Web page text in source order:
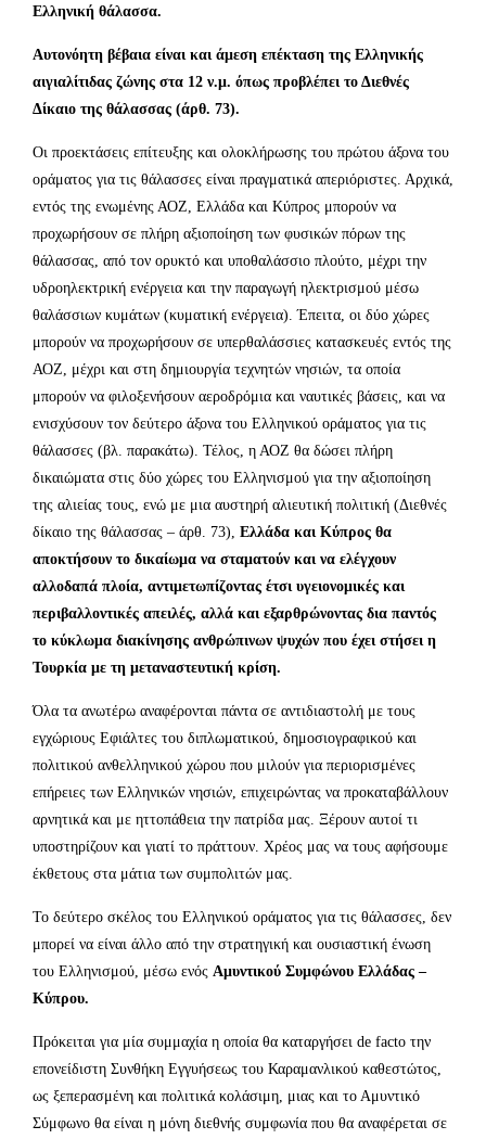
Ελληνική θάλασσα.
Αυτονόητη βέβαια είναι και άμεση επέκταση της Ελληνικής
αιγιαλίτιδας ζώνης στα 12 ν.μ. όπως προβλέπει το Διεθνές
Δίκαιο της θάλασσας (άρθ. 73).
Οι προεκτάσεις επίτευξης και ολοκλήρωσης του πρώτου άξονα του
οράματος για τις θάλασσες είναι πραγματικά απεριόριστες. Αρχικά,
εντός της ενωμένης ΑΟΖ, Ελλάδα και Κύπρος μπορούν να
προχωρήσουν σε πλήρη αξιοποίηση των φυσικών πόρων της
θάλασσας, από τον ορυκτό και υποθαλάσσιο πλούτο, μέχρι την
υδροηλεκτρική ενέργεια και την παραγωγή ηλεκτρισμού μέσω
θαλάσσιων κυμάτων (κυματική ενέργεια). Έπειτα, οι δύο χώρες
μπορούν να προχωρήσουν σε υπερθαλάσσιες κατασκευές εντός της
ΑΟΖ, μέχρι και στη δημιουργία τεχνητών νησιών, τα οποία
μπορούν να φιλοξενήσουν αεροδρόμια και ναυτικές βάσεις, και να
ενισχύσουν τον δεύτερο άξονα του Ελληνικού οράματος για τις
θάλασσες (βλ. παρακάτω). Τέλος, η ΑΟΖ θα δώσει πλήρη
δικαιώματα στις δύο χώρες του Ελληνισμού για την αξιοποίηση
της αλιείας τους, ενώ με μια αυστηρή αλιευτική πολιτική (Διεθνές
δίκαιο της θάλασσας – άρθ. 73), Ελλάδα και Κύπρος θα
αποκτήσουν το δικαίωμα να σταματούν και να ελέγχουν
αλλοδαπά πλοία, αντιμετωπίζοντας έτσι υγειονομικές και
περιβαλλοντικές απειλές, αλλά και εξαρθρώνοντας δια παντός
το κύκλωμα διακίνησης ανθρώπινων ψυχών που έχει στήσει η
Τουρκία με τη μεταναστευτική κρίση.
Όλα τα ανωτέρω αναφέρονται πάντα σε αντιδιαστολή με τους
εγχώριους Εφιάλτες του διπλωματικού, δημοσιογραφικού και
πολιτικού ανθελληνικού χώρου που μιλούν για περιορισμένες
επήρειες των Ελληνικών νησιών, επιχειρώντας να προκαταβάλλουν
αρνητικά και με ηττοπάθεια την πατρίδα μας. Ξέρουν αυτοί τι
υποστηρίζουν και γιατί το πράττουν. Χρέος μας να τους αφήσουμε
έκθετους στα μάτια των συμπολιτών μας.
Το δεύτερο σκέλος του Ελληνικού οράματος για τις θάλασσες, δεν
μπορεί να είναι άλλο από την στρατηγική και ουσιαστική ένωση
του Ελληνισμού, μέσω ενός Αμυντικού Συμφώνου Ελλάδας –
Κύπρου.
Πρόκειται για μία συμμαχία η οποία θα καταργήσει de facto την
επονείδιστη Συνθήκη Εγγυήσεως του Καραμανλικού καθεστώτος,
ως ξεπερασμένη και πολιτικά κολάσιμη, μιας και το Αμυντικό
Σύμφωνο θα είναι η μόνη διεθνής συμφωνία που θα αναφέρεται σε